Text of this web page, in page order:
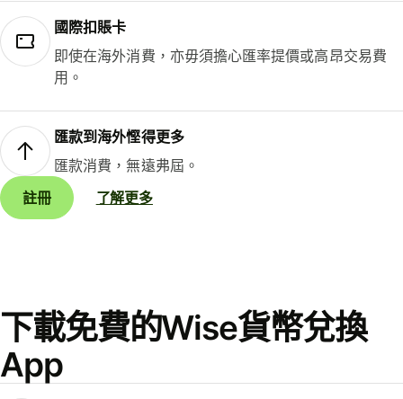
國際扣賬卡
即使在海外消費，亦毋須擔心匯率提價或高昂交易費
用。
匯款到海外慳得更多
匯款消費，無遠弗屆。
註冊
了解更多
下載免費的Wise貨幣兌換
App